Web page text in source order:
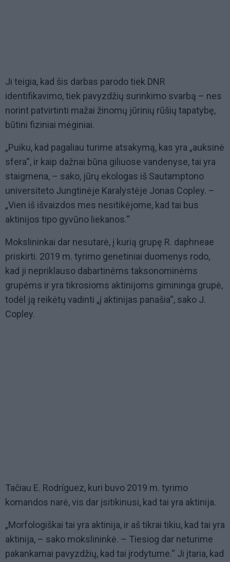
Ji teigia, kad šis darbas parodo tiek DNR
identifikavimo, tiek pavyzdžių surinkimo svarbą – nes
norint patvirtinti mažai žinomų jūrinių rūšių tapatybę,
būtini fiziniai mėginiai.
„Puiku, kad pagaliau turime atsakymą, kas yra „auksinė
sfera“, ir kaip dažnai būna giliuose vandenyse, tai yra
staigmena, – sako, jūrų ekologas iš Sautamptono
universiteto Jungtinėje Karalystėje Jonas Copley. –
„Vien iš išvaizdos mes nesitikėjome, kad tai bus
aktinijos tipo gyvūno liekanos.“
Mokslininkai dar nesutarė, į kurią grupę R. daphneae
priskirti. 2019 m. tyrimo genetiniai duomenys rodo,
kad ji nepriklauso dabartinėms taksonominėms
grupėms ir yra tikrosioms aktinijoms gimininga grupė,
todėl ją reikėtų vadinti „į aktinijas panašia“, sako J.
Copley.
Tačiau E. Rodríguez, kuri buvo 2019 m. tyrimo
komandos narė, vis dar įsitikinusi, kad tai yra aktinija.
„Morfologiškai tai yra aktinija, ir aš tikrai tikiu, kad tai yra
aktinija, – sako mokslininkė. – Tiesiog dar neturime
pakankamai pavyzdžių, kad tai įrodytume.“ Ji įtaria, kad